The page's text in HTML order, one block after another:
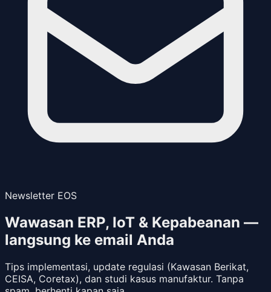
Newsletter EOS
Wawasan ERP, IoT & Kepabeanan —
langsung ke email Anda
Tips implementasi, update regulasi (Kawasan Berikat,
CEISA, Coretax), dan studi kasus manufaktur. Tanpa